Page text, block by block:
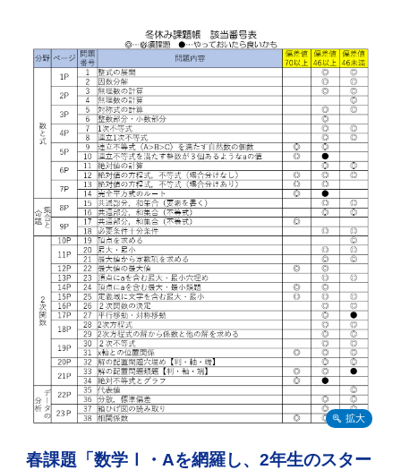
春課題「数学Ⅰ・Aを網羅し、2年生のスター